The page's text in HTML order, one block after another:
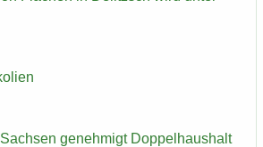
ge­neh­migt Dop­pel­haus­halt